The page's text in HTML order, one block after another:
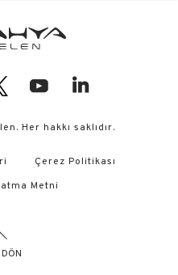
Her hakkı saklıdır.
Çerez Politikası
Metni